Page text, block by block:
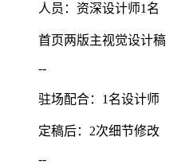
人员：资深设计师1名
首页两版主视觉设计稿
--
驻场配合：1名设计师
定稿后：2次细节修改
--